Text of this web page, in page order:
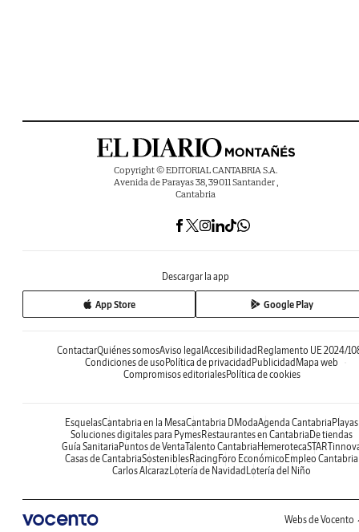
Copyright © EDITORIAL CANTABRIA S.A.
Avenida de Parayas 38, 39011 Santander ,
Cantabria
Descargar la app
App Store Google Play
ContactarQuiénes somosAviso legal Accesibilidad Reglamento UE 2024/
Condiciones de uso Política de privacidad Publicidad Mapa web
Compromisos editorialesPolítica de cookies
EsquelasCantabria en la MesaCantabria DModaAgenda Cantabria Playas
Soluciones digitales para PymesRestaurantes en Cantabria De tiendas
Guía Sanitaria Puntos de VentaTalento Cantabria Hemeroteca
Casas de CantabriaSosteniblesRacing Foro Económico Empleo Cantabria
Carlos AlcarazLotería de Navidad Lotería del Niño
Webs de Vocento